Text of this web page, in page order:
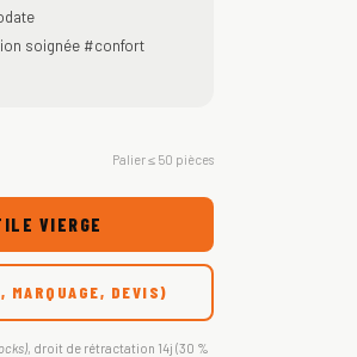
soignée #confort
Palier ≤ 50 pièces
VIERGE
MARQUAGE, DEVIS)
, droit de rétractation 14j (30 %